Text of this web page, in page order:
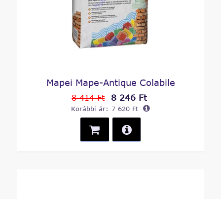
Mapei Mape-Antique Colabile
8 414 Ft 8 246 Ft
Korábbi ár: 7 620 Ft